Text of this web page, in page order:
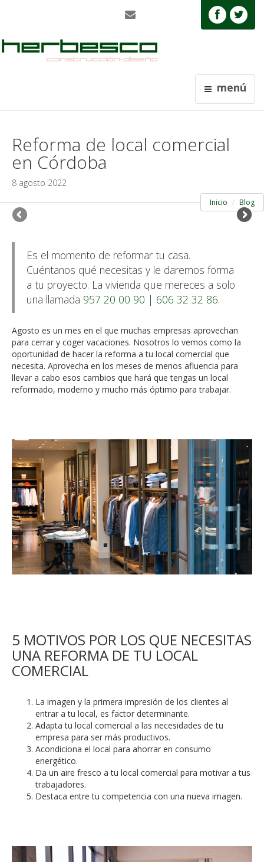
menú
Reforma de local comercial
en Córdoba
8 agosto 2022
Inicio Blog
Es el momento de reformar tu casa.
Cuéntanos qué necesitas y le daremos forma
a tu proyecto. La vivienda que mereces a solo
una llamada 957 20 00 90 | 606 32 32 86.
Agosto es un mes en el que muchas empresas aprovechan
para cerrar y coger vacaciones. Nosotros lo vemos como la
oportunidad de hacer la reforma a tu local comercial que
necesita. Aprovecha en los meses de menos afluencia para
llevar a cabo esos cambios que hará que tengas un local
reformado, moderno y mucho más óptimo para trabajar.
5 MOTIVOS POR LOS QUE NECESITAS
UNA REFORMA DE TU LOCAL
COMERCIAL
La imagen y la primera impresión de los clientes al
entrar a tu local, es factor determinante.
Adapta tu local comercial a las necesidades de tu
empresa para ser más productivos.
Acondiciona el local para ahorrar en consumo
energético.
Da un aire fresco a tu local comercial para motivar a tus
trabajadores.
Destaca entre tu competencia con una nueva imagen.